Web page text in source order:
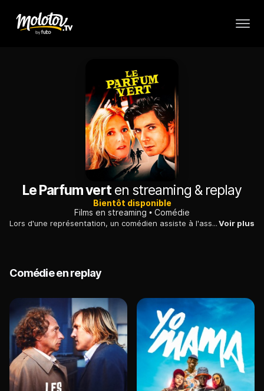
Le Parfum verten streaming & replay
Bientôt disponible
Films en streaming
Comédie
Lors d'une représentation, un comédien assiste à l'assassinat d'un collègue et découvre vite qu'une organisation secrète se cache derrière ce crime.Voir plus
Comédie en replay